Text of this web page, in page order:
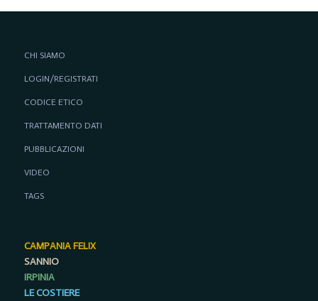
CHI SIAMO
LOGIN/REGISTRATI
CODICE ETICO
TRATTAMENTO DATI
PUBBLICAZIONI
VIDEO
TAGS
CAMPANIA FELIX
SANNIO
IRPINIA
LE COSTIERE